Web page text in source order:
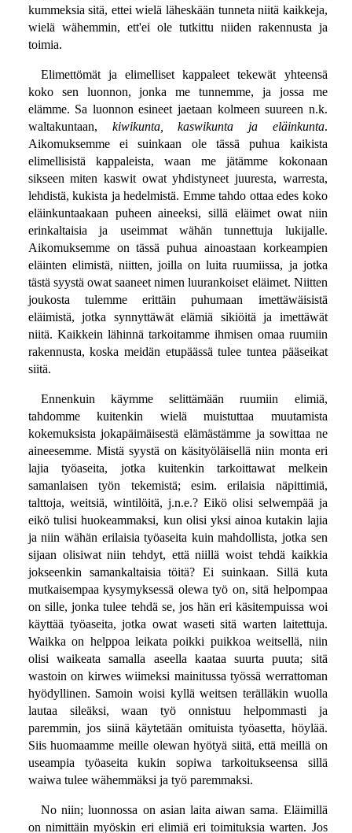
kummeksia sitä, ettei wielä läheskään tunneta niitä kaikkeja,
wielä wähemmin, ett'ei ole tutkittu niiden rakennusta ja
toimia.
Elimettömät ja elimelliset kappaleet tekewät yhteensä
koko sen luonnon, jonka me tunnemme, ja jossa me
elämme. Sa luonnon esineet jaetaan kolmeen suureen n.k.
waltakuntaan, kiwikunta, kaswikunta ja eläinkunta.
Aikomuksemme ei suinkaan ole tässä puhua kaikista
elimellisistä kappaleista, waan me jätämme kokonaan
sikseen miten kaswit owat yhdistyneet juuresta, warresta,
lehdistä, kukista ja hedelmistä. Emme tahdo ottaa edes koko
eläinkuntaakaan puheen aineeksi, sillä eläimet owat niin
erinkaltaisia ja useimmat wähän tunnettuja lukijalle.
Aikomuksemme on tässä puhua ainoastaan korkeampien
eläinten elimistä, niitten, joilla on luita ruumiissa, ja jotka
tästä syystä owat saaneet nimen luurankoiset eläimet. Niitten
joukosta tulemme erittäin puhumaan imettäwäisistä
eläimistä, jotka synnyttäwät elämiä sikiöitä ja imettäwät
niitä. Kaikkein lähinnä tarkoitamme ihmisen omaa ruumiin
rakennusta, koska meidän etupäässä tulee tuntea pääseikat
siitä.
Ennenkuin käymme selittämään ruumiin elimiä,
tahdomme kuitenkin wielä muistuttaa muutamista
kokemuksista jokapäimäisestä elämästämme ja sowittaa ne
aineesemme. Mistä syystä on käsityöläisellä niin monta eri
lajia työaseita, jotka kuitenkin tarkoittawat melkein
samanlaisen työn tekemistä; esim. erilaisia näpittimiä,
talttoja, weitsiä, wintilöitä, j.n.e.? Eikö olisi selwempää ja
eikö tulisi huokeammaksi, kun olisi yksi ainoa kutakin lajia
ja niin wähän erilaisia työaseita kuin mahdollista, jotka sen
sijaan olisiwat niin tehdyt, että niillä woist tehdä kaikkia
jokseenkin samankaltaisia töitä? Ei suinkaan. Sillä kuta
mutkaisempaa kysymyksessä olewa työ on, sitä helpompaa
on sille, jonka tulee tehdä se, jos hän eri käsitempuissa woi
käyttää työaseita, jotka owat waseti sitä warten laitettuja.
Waikka on helppoa leikata poikki puikkoa weitsellä, niin
olisi waikeata samalla aseella kaataa suurta puuta; sitä
wastoin on kirwes wiimeksi mainitussa työssä werrattoman
hyödyllinen. Samoin woisi kyllä weitsen terälläkin wuolla
lautaa sileäksi, waan työ onnistuu helpommasti ja
paremmin, jos siinä käytetään omituista työasetta, höylää.
Siis huomaamme meille olewan hyötyä siitä, että meillä on
useampia työaseita kukin sopiwa tarkoitukseensa sillä
waiwa tulee wähemmäksi ja työ paremmaksi.
No niin; luonnossa on asian laita aiwan sama. Eläimillä
on nimittäin myöskin eri elimiä eri toimituksia warten. Jos